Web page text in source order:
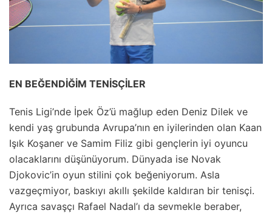
EN BEĞENDİĞİM TENİSÇİLER
Tenis Ligi’nde İpek Öz’ü mağlup eden Deniz Dilek ve
kendi yaş grubunda Avrupa’nın en iyilerinden olan Kaan
Işık Koşaner ve Samim Filiz gibi gençlerin iyi oyuncu
olacaklarını düşünüyorum. Dünyada ise Novak
Djokovic’in oyun stilini çok beğeniyorum. Asla
vazgeçmiyor, baskıyı akıllı şekilde kaldıran bir tenisçi.
Ayrıca savaşçı Rafael Nadal’ı da sevmekle beraber,